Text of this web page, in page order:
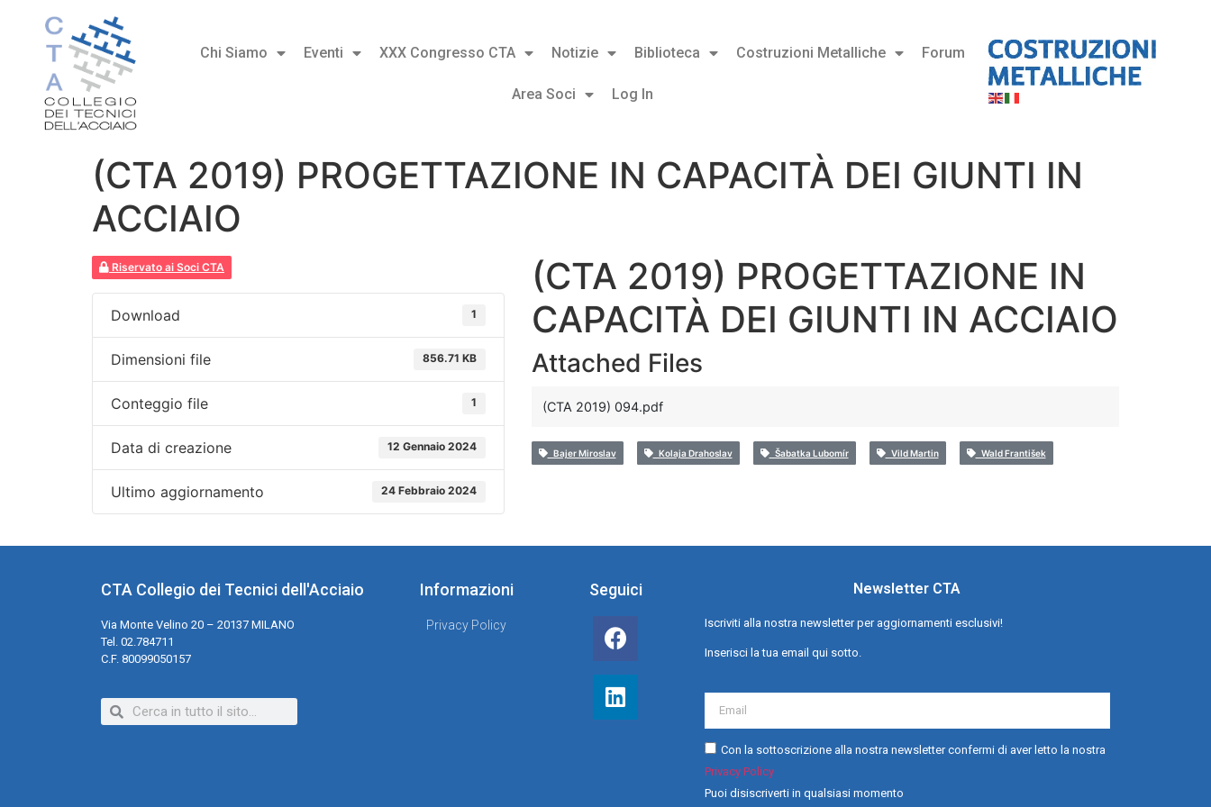
Chi Siamo Eventi XXX Congresso CTA Notizie Biblioteca Costruzioni Metalliche Forum
Area Soci Log In
(CTA 2019) PROGETTAZIONE IN CAPACITÀ DEI GIUNTI IN
ACCIAIO
Riservato ai Soci CTA
Download 1
Dimensioni file 856.71 KB
Conteggio file 1
Data di creazione 12 Gennaio 2024
Ultimo aggiornamento 24 Febbraio 2024
(CTA 2019) PROGETTAZIONE IN
CAPACITÀ DEI GIUNTI IN ACCIAIO
Attached Files
(CTA 2019) 094.pdf
Bajer Miroslav Kolaja Drahoslav Šabatka Lubomír Vild Martin Wald František
CTA Collegio dei Tecnici dell'Acciaio
Via Monte Velino 20 – 20137 MILANO
Tel. 02.784711
C.F. 80099050157
Informazioni
Privacy Policy
Seguici Newsletter CTA
Iscriviti alla nostra newsletter per aggiornamenti esclusivi!
Inserisci la tua email qui sotto.
Con la sottoscrizione alla nostra newsletter confermi di aver letto la nostra
Privacy Policy
Puoi disiscriverti in qualsiasi momento